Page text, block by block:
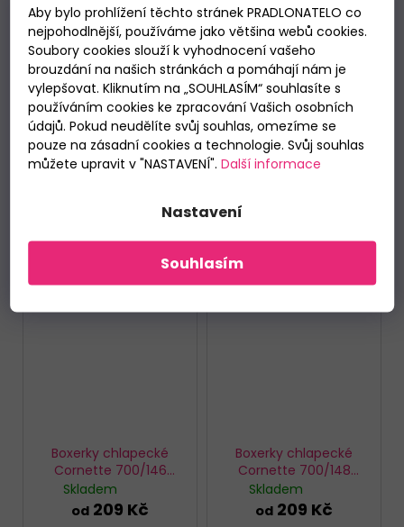
Aby bylo prohlížení těchto stránek PRADLONATELO co
nejpohodlnější, používáme jako většina webů cookies.
Soubory cookies slouží k vyhodnocení vašeho
brouzdání na našich stránkách a pomáhají nám je
vylepšovat. Kliknutím na „SOUHLASÍM“ souhlasíte s
používáním cookies ke zpracování Vašich osobních
údajů. Pokud neudělíte svůj souhlas, omezíme se
pouze na zásadní cookies a technologie. Svůj souhlas
můžete upravit v "NASTAVENÍ". Další informace
Nastavení
Souhlasím
Capybara 2
Skladem
od209 Kč
DETAIL
98/104 134/140 170/S
Bears
Skladem
od209 Kč
DETAIL
86/92 98/104
Boxerky chlapecké
Cornette 700/146
Fishbone
Skladem
od 209 Kč
Boxerky chlapecké
Cornette 700/148
Scooter
Skladem
od 209 Kč